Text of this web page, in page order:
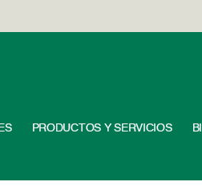
PRODUCTOS Y SERVICIOS